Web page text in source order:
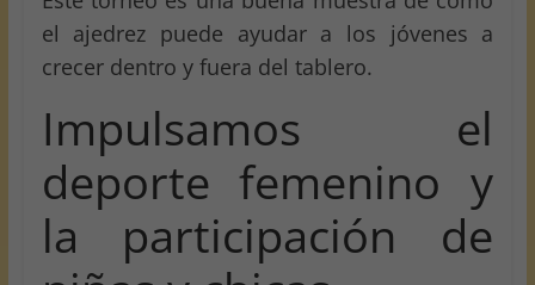
el ajedrez puede ayudar a los jóvenes a
crecer dentro y fuera del tablero.
Impulsamos el
deporte femenino y
la participación de